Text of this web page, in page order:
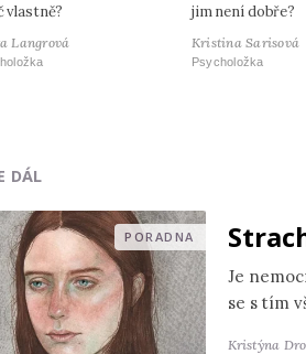
vlastně?
Langrová
jim není dobře?
Kristina Sarisová
Psycholožka
DÁL
PORADNA
Je
se s tím
Kristýna